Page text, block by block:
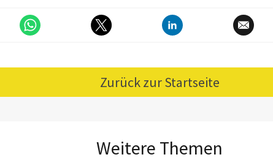
Zurück zur Startseite
Weitere Themen